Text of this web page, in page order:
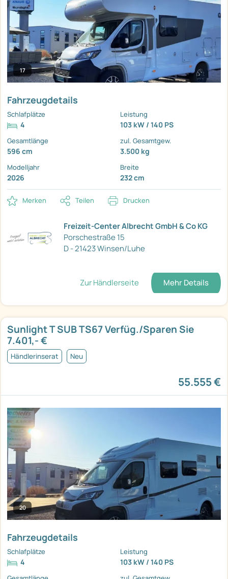
17
Fahrzeugdetails
Schlafplätze
4
Leistung
103 kW / 140 PS
Gesamtlänge
596 cm
zul. Gesamtgew.
3.500 kg
Modelljahr
2026
Breite
232 cm
Merken Teilen Drucken
Freizeit-Center Albrecht GmbH & Co KG
Porschestraße 15
D - 21423 Winsen/Luhe
Zur Händlerseite Mehr Details
Sunlight T SUB TS67 Verfüg./Sparen Sie
7.401,- €
Händlerinserat Neu
55.555 €
20
Fahrzeugdetails
Schlafplätze
4
Leistung
103 kW / 140 PS